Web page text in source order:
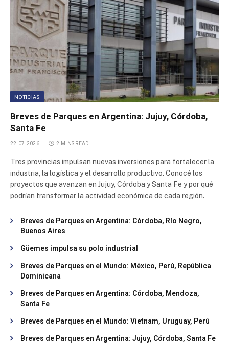
NOTICIAS
Breves de Parques en Argentina: Jujuy, Córdoba,
Santa Fe
22.07.2026 2 MINS READ
Tres provincias impulsan nuevas inversiones para fortalecer la
industria, la logística y el desarrollo productivo. Conocé los
proyectos que avanzan en Jujuy, Córdoba y Santa Fe y por qué
podrían transformar la actividad económica de cada región.
Breves de Parques en Argentina: Córdoba, Río Negro,
Buenos Aires
Güemes impulsa su polo industrial
Breves de Parques en el Mundo: México, Perú, República
Dominicana
Breves de Parques en Argentina: Córdoba, Mendoza,
Santa Fe
Breves de Parques en el Mundo: Vietnam, Uruguay, Perú
Breves de Parques en Argentina: Jujuy, Córdoba, Santa Fe